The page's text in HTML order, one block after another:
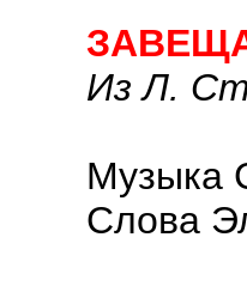
Из Л.
Музыка
Слова